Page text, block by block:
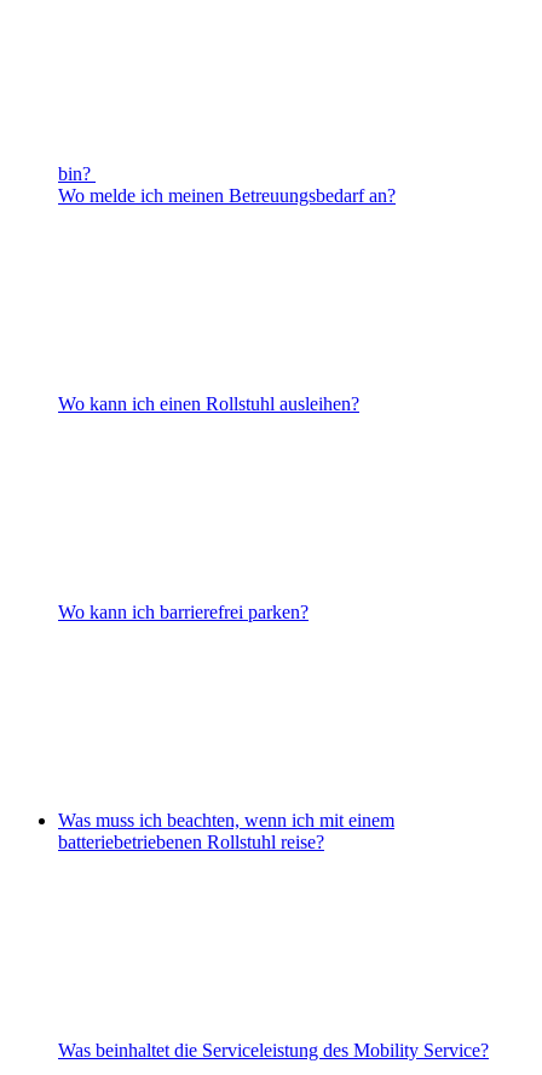
bin?
Wo melde ich meinen Betreuungsbedarf an?
Wo kann ich einen Rollstuhl ausleihen?
Wo kann ich barrierefrei parken?
Was muss ich beachten, wenn ich mit einem
batteriebetriebenen Rollstuhl reise?
Was beinhaltet die Serviceleistung des Mobility Service?